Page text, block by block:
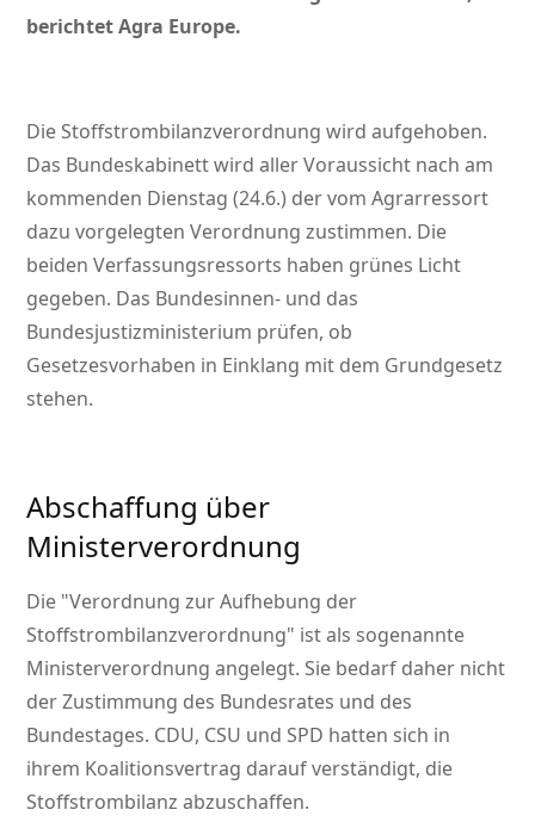
berichtet Agra Europe.
Die Stoffstrombilanzverordnung wird aufgehoben.
Das Bundeskabinett wird aller Voraussicht nach am
kommenden Dienstag (24.6.) der vom Agrarressort
dazu vorgelegten Verordnung zustimmen. Die
beiden Verfassungsressorts haben grünes Licht
gegeben. Das Bundesinnen- und das
Bundesjustizministerium prüfen, ob
Gesetzesvorhaben in Einklang mit dem Grundgesetz
stehen.
Abschaffung über
Ministerverordnung
Die Verordnung zur Aufhebung der
Stoffstrombilanzverordnung ist als sogenannte
Ministerverordnung angelegt. Sie bedarf daher nicht
der Zustimmung des Bundesrates und des
Bundestages. CDU, CSU und SPD hatten sich in
ihrem Koalitionsvertrag darauf verständigt, die
Stoffstrombilanz abzuschaffen.